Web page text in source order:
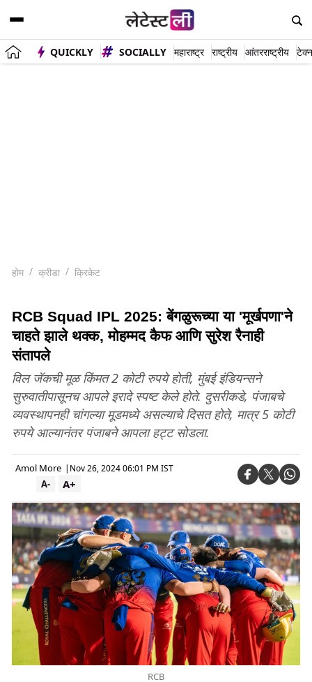
QUICKLY SOCIALLY महाराष्ट्र राष्ट्रीय आंतरराष्ट्रीय
होम क्रीडा क्रिकेट
RCB Squad IPL 2025: बेंगळुरूच्या या 'मूर्खपणा'ने
चाहते झाले थक्क, मोहम्मद कैफ आणि सुरेश रैनाही
संतापले
विल जॅकची मूळ किंमत 2 कोटी रुपये होती, मुंबई इंडियन्सने
सुरुवातीपासूनच आपले इरादे स्पष्ट केले होते. दुसरीकडे, पंजाबचे
व्यवस्थापनही चांगल्या मूडमध्ये असल्याचे दिसत होते, मात्र 5 कोटी
रुपये आल्यानंतर पंजाबने आपला हट्ट सोडला.
Amol More | Nov 26, 2024 06:01 PM IST
A+
A-
RCB